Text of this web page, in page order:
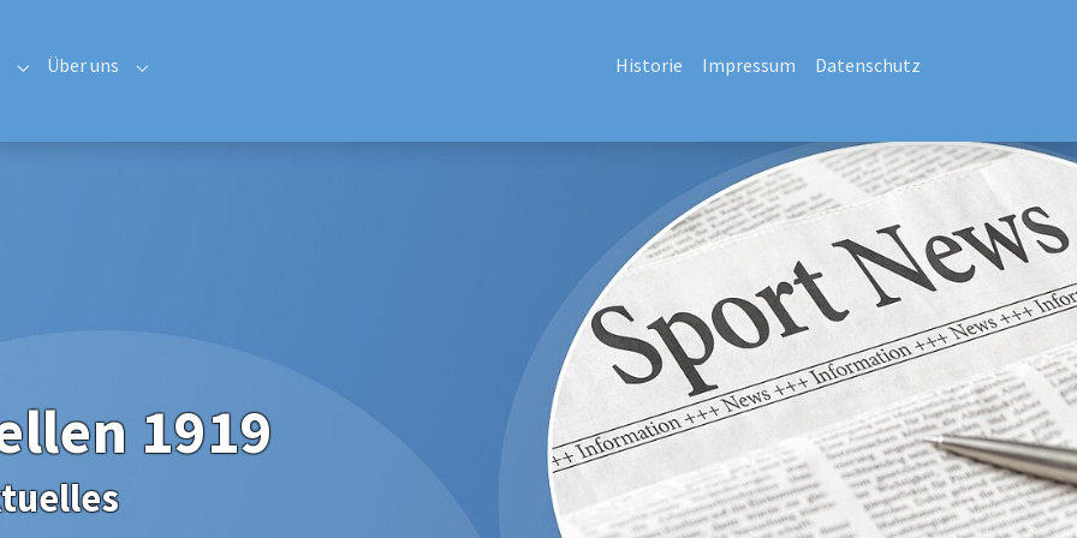
Submenu for "Sportbereiche"
Über uns Submenu for "Über uns" Historie Impressum Datenschutz
1919